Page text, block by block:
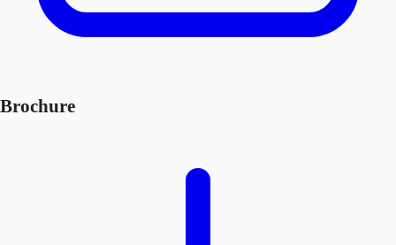
Brochure